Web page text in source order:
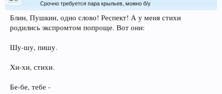
Срочно требуется пара крыльев, можно б/у
Блин, Пушкин, одно слово! Респект! А у меня стихи
родились экспромтом попроще. Вот они:
Шу-шу, пишу.
Хи-хи, стихи.
Бе-бе, тебе -